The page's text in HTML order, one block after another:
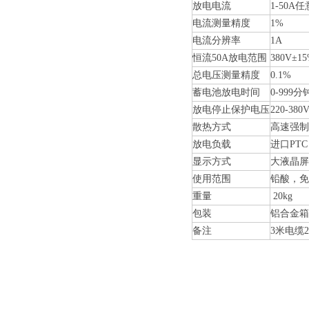
放电电流
1-50A任
电流测量精度
1%
电流分辨率
1A
恒流50A放电范围
总电压测量精度
0.1%
蓄电池放电时间
0-999分
放电停止保护电压220-
散热方式
高速强
放电负载
进口PTC
显示方式
大液晶
使用范围
铅酸，
重量
20kg
包装
铝合金箱
备注
3米电缆